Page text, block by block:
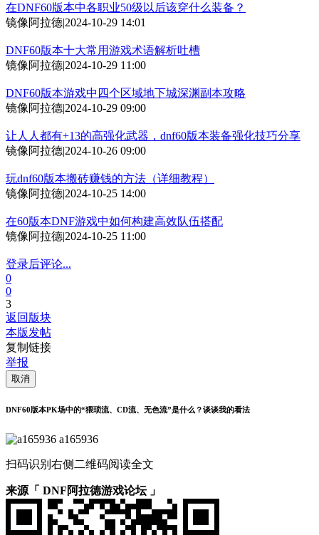
在DNF60版本中各职业50级以后该穿什么装备？
镜像阿拉德|2024-10-29 14:01
DNF60版本十大常用游戏术语解析吐槽
镜像阿拉德|2024-10-29 11:00
DNF60版本游戏中四个区域地下城深渊副本攻略
镜像阿拉德|2024-10-29 09:00
让人人都有+13的高强化武器，dnf60版本装备强化技巧分享
镜像阿拉德|2024-10-26 09:00
玩dnf60版本搬砖赚钱的方法（详细教程）
镜像阿拉德|2024-10-25 14:00
在60版本DNF游戏中如何构建高效队伍搭配
镜像阿拉德|2024-10-25 11:00
登录后评论...
0
0
3
返回版块
本版发帖
复制链接
举报
取消
DNF60版本PK场中的“猥琐流、CD流、无色流”是什么？谈谈我的看法
a165936
扫码识别右侧二维码阅读全文
来源「 DNF阿拉德游戏论坛 」